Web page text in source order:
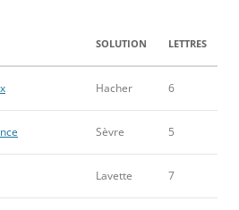
SOLUTION LETTRES
Hacher 6
Sèvre 5
Lavette 7